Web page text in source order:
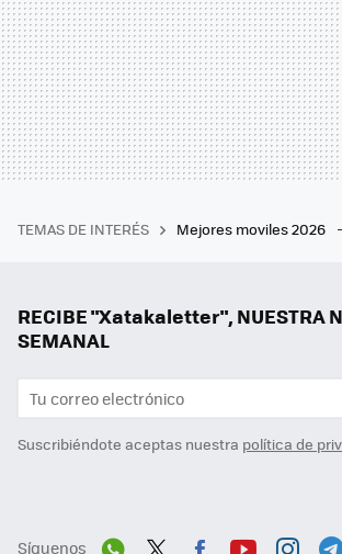
TEMAS DE INTERÉS Mejores moviles 2026
RECIBE "Xatakaletter", NUESTRA
SEMANAL
Suscribiéndote aceptas nuestra política de
Síguenos